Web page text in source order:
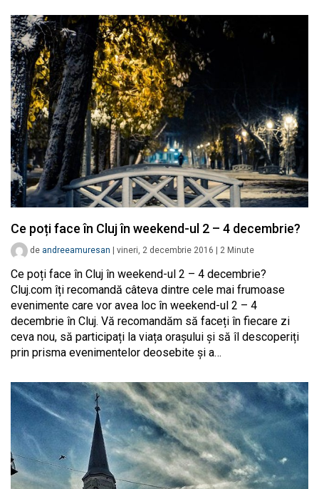
Ce poți face în Cluj în weekend-ul 2 – 4 decembrie?
de andreeamuresan vineri, 2 decembrie 2016 2 Minute
Ce poți face în Cluj în weekend-ul 2 – 4 decembrie?
Cluj.com îți recomandă câteva dintre cele mai frumoase
evenimente care vor avea loc în weekend-ul 2 – 4
decembrie în Cluj. Vă recomandăm să faceți în fiecare zi
ceva nou, să participați la viața orașului și să îl descoperiți
prin prisma evenimentelor deosebite și a…